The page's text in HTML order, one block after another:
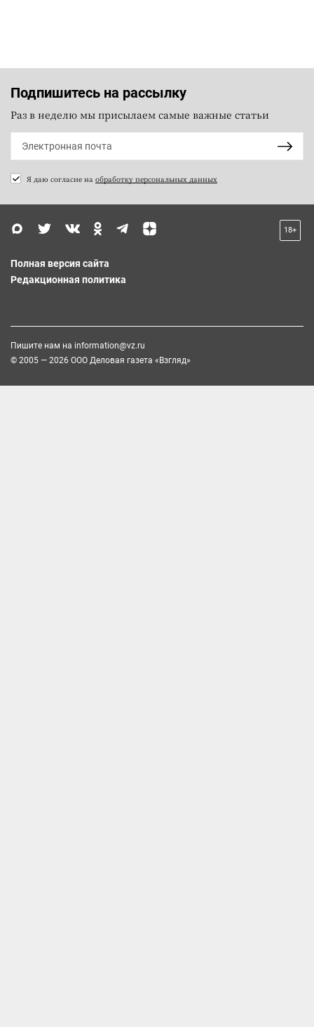
Подпишитесь на рассылку
Раз в неделю мы присылаем самые важные статьи
Я даю согласие на обработку персональных данных
18+
Полная версия сайта
Редакционная политика
Пишите нам на information@vz.ru
© 2005 — 2026 ООО Деловая газета «Взгляд»